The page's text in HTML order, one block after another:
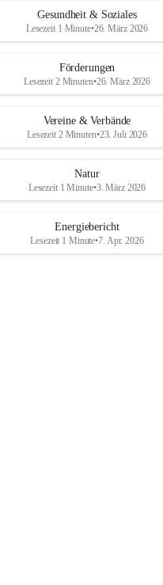
Gesundheit & Soziales
Lesezeit 1 Minute•26. März 2026
Förderungen
Lesezeit 2 Minuten•26. März 2026
Vereine & Verbände
Lesezeit 2 Minuten•23. Juli 2026
Natur
Lesezeit 1 Minute•3. März 2026
Energiebericht
Lesezeit 1 Minute•7. Apr. 2026